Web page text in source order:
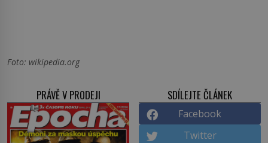
Foto: wikipedia.org
PRÁVĚ V PRODEJI SDÍLEJTE ČLÁNEK
Facebook
Twitter